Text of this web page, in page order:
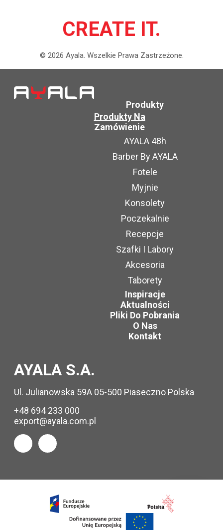
CREATE IT.
© 2026 Ayala. Wszelkie Prawa Zastrzeżone.
Produkty
Produkty Na
Zamówienie
AYALA 48h
Barber By AYALA
Fotele
Myjnie
Konsolety
Poczekalnie
Recepcje
Szafki I Labory
Akcesoria
Taborety
Inspiracje
Aktualności
Pliki Do Pobrania
O Nas
Kontakt
AYALA S.A.
Ul. Julianowska 59A 05-500 Piaseczno Polska
+48 694 233 000
export@ayala.com.pl